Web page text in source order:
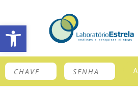
Barra de Ferramentas Aberta